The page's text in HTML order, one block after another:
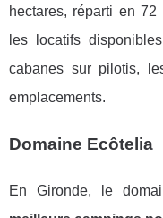
hectares, réparti en 72
les locatifs
cabanes sur pilotis,
emplacements.
Domaine Ecôtelia
En Gironde, le